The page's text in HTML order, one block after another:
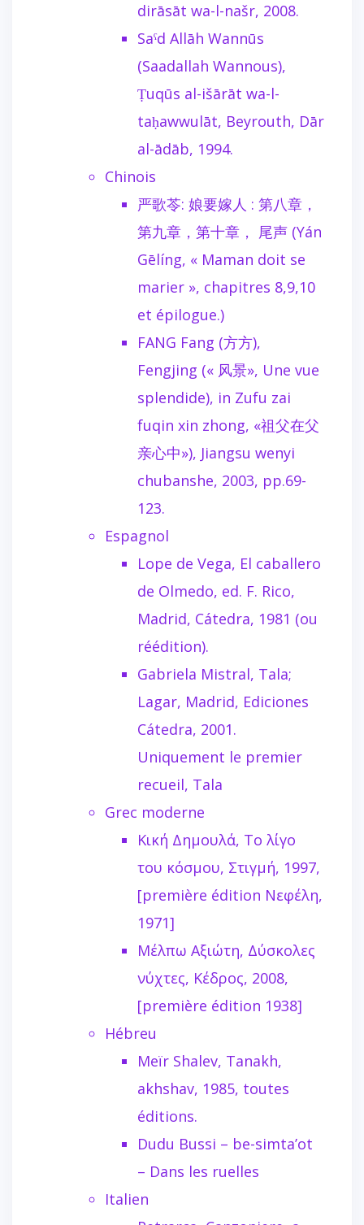
dirāsāt wa-l-našr, 2008.
Saˁd Allāh Wannūs
(Saadallah Wannous),
Ṭuqūs al-išārāt wa-l-
taḥawwulāt, Beyrouth, Dār
al-ādāb, 1994.
Chinois
严歌苓: 娘要嫁人 : 第八章，
第九章，第十章， 尾声 (Yán
Gēlíng, « Maman doit se
marier », chapitres 8,9,10
et épilogue.)
FANG Fang (方方),
Fengjing (« 风景», Une vue
splendide), in Zufu zai
fuqin xin zhong, «祖父在父
亲心中»), Jiangsu wenyi
chubanshe, 2003, pp.69-
123.
Espagnol
Lope de Vega, El caballero
de Olmedo, ed. F. Rico,
Madrid, Cátedra, 1981 (ou
réédition).
Gabriela Mistral, Tala;
Lagar, Madrid, Ediciones
Cátedra, 2001.
Uniquement le premier
recueil, Tala
Grec moderne
Κική Δημουλά, Το λίγο
του κόσμου, Στιγμή, 1997,
[première édition Νεφέλη,
1971]
Μέλπω Αξιώτη, Δύσκολες
νύχτες, Κέδρος, 2008,
[première édition 1938]
Hébreu
Meïr Shalev, Tanakh,
akhshav, 1985, toutes
éditions.
Dudu Bussi – be-simta’ot
– Dans les ruelles
Italien